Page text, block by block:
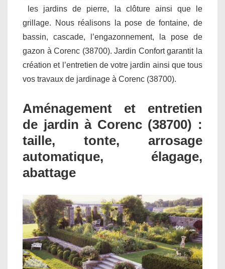
les jardins de pierre, la clôture ainsi que le
grillage. Nous réalisons la pose de fontaine, de
bassin, cascade, l’engazonnement, la pose de
gazon à Corenc (38700). Jardin Confort garantit la
création et l’entretien de votre jardin ainsi que tous
vos travaux de jardinage à Corenc (38700).
Aménagement et entretien
de jardin à Corenc (38700) :
taille, tonte, arrosage
automatique, élagage,
abattage